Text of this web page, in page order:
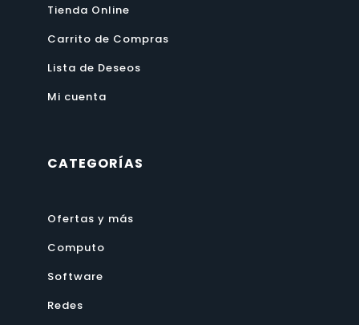
Tienda Online
Carrito de Compras
Lista de Deseos
Mi cuenta
CATEGORÍAS
Ofertas y más
Computo
Software
Redes